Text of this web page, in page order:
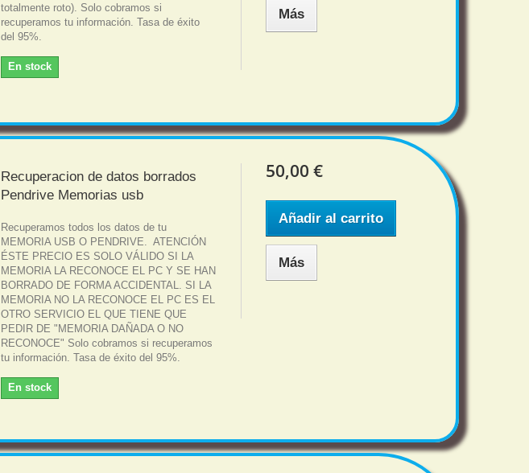
totalmente roto). Solo cobramos si
recuperamos tu información. Tasa de éxito
del 95%.
En stock
Más
Recuperacion de datos borrados
Pendrive Memorias usb
Recuperamos todos los datos de tu
MEMORIA USB O PENDRIVE. ATENCIÓN
ÉSTE PRECIO ES SOLO VÁLIDO SI LA
MEMORIA LA RECONOCE EL PC Y SE HAN
BORRADO DE FORMA ACCIDENTAL. SI LA
MEMORIA NO LA RECONOCE EL PC ES EL
OTRO SERVICIO EL QUE TIENE QUE
PEDIR DE "MEMORIA DAÑADA O NO
RECONOCE" Solo cobramos si recuperamos
tu información. Tasa de éxito del 95%.
En stock
50,00 €
Añadir al carrito
Más